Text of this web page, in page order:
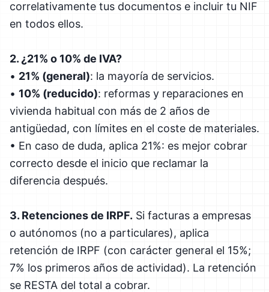
correlativamente tus documentos e incluir tu NIF
en todos ellos.
2. ¿21% o 10% de IVA?
• 21% (general): la mayoría de servicios.
• 10% (reducido): reformas y reparaciones en
vivienda habitual con más de 2 años de
antigüedad, con límites en el coste de materiales.
• En caso de duda, aplica 21%: es mejor cobrar
correcto desde el inicio que reclamar la
diferencia después.
3. Retenciones de IRPF. Si facturas a empresas
o autónomos (no a particulares), aplica
retención de IRPF (con carácter general el 15%;
7% los primeros años de actividad). La retención
se RESTA del total a cobrar.